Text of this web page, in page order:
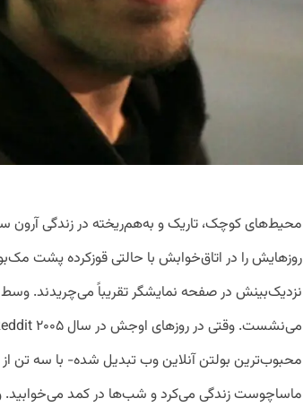
محیط‌های کوچک، تاریک و به‌هم‌ریخته در زندگی آرون
روزهایش را در اتاق‌خوابش با حالتی قوزکرده پشت
نزدیک‌بینش در صفحه نمایشگر تقریباً می‌چریدند. وسط
محبوب‌ترین بولتن آنلاین وب تبدیل شده- با سه تن از